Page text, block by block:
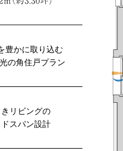
豊かに取り込む
の角住戸プラン
リビングの
スパン設計